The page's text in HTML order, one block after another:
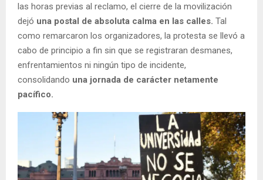
las horas previas al reclamo, el cierre de la movilización
dejó una postal de absoluta calma en las calles. Tal
como remarcaron los organizadores, la protesta se llevó a
cabo de principio a fin sin que se registraran desmanes,
enfrentamientos ni ningún tipo de incidente,
consolidando una jornada de carácter netamente
pacífico.